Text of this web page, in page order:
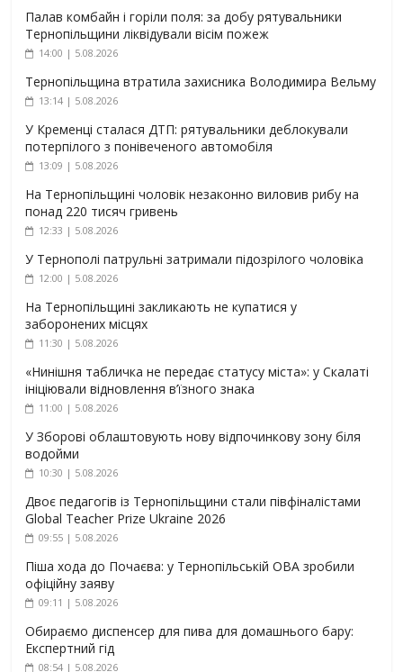
Палав комбайн і горіли поля: за добу рятувальники
Тернопільщини ліквідували вісім пожеж
14:00 | 5.08.2026
Тернопільщина втратила захисника Володимира Вельму
13:14 | 5.08.2026
У Кременці сталася ДТП: рятувальники деблокували
потерпілого з понівеченого автомобіля
13:09 | 5.08.2026
На Тернопільщині чоловік незаконно виловив рибу на
понад 220 тисяч гривень
12:33 | 5.08.2026
У Тернополі патрульні затримали підозрілого чоловіка
12:00 | 5.08.2026
На Тернопільщині закликають не купатися у
заборонених місцях
11:30 | 5.08.2026
«Нинішня табличка не передає статусу міста»: у Скалаті
ініціювали відновлення в’їзного знака
11:00 | 5.08.2026
У Зборові облаштовують нову відпочинкову зону біля
водойми
10:30 | 5.08.2026
Двоє педагогів із Тернопільщини стали півфіналістами
Global Teacher Prize Ukraine 2026
09:55 | 5.08.2026
Піша хода до Почаєва: у Тернопільській ОВА зробили
офіційну заяву
09:11 | 5.08.2026
Обираємо диспенсер для пива для домашнього бару:
Експертний гід
08:54 | 5.08.2026